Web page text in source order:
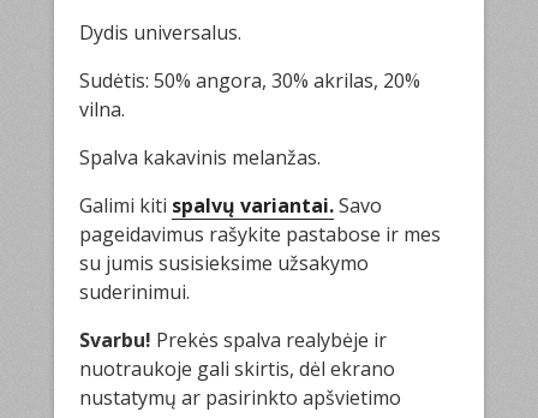
Dydis universalus.
Sudėtis: 50% angora, 30% akrilas, 20%
vilna.
Spalva kakavinis melanžas.
Galimi kiti spalvų variantai.Savo
pageidavimus rašykite pastabose ir mes
su jumis susisieksime užsakymo
suderinimui.
Svarbu! Prekės spalva realybėje ir
nuotraukoje gali skirtis, dėl ekrano
nustatymų ar pasirinkto apšvietimo